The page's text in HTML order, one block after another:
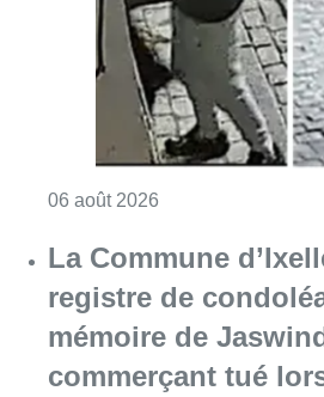
06 août 2026
La Commune
registre de
mémoire de
commerçant tué